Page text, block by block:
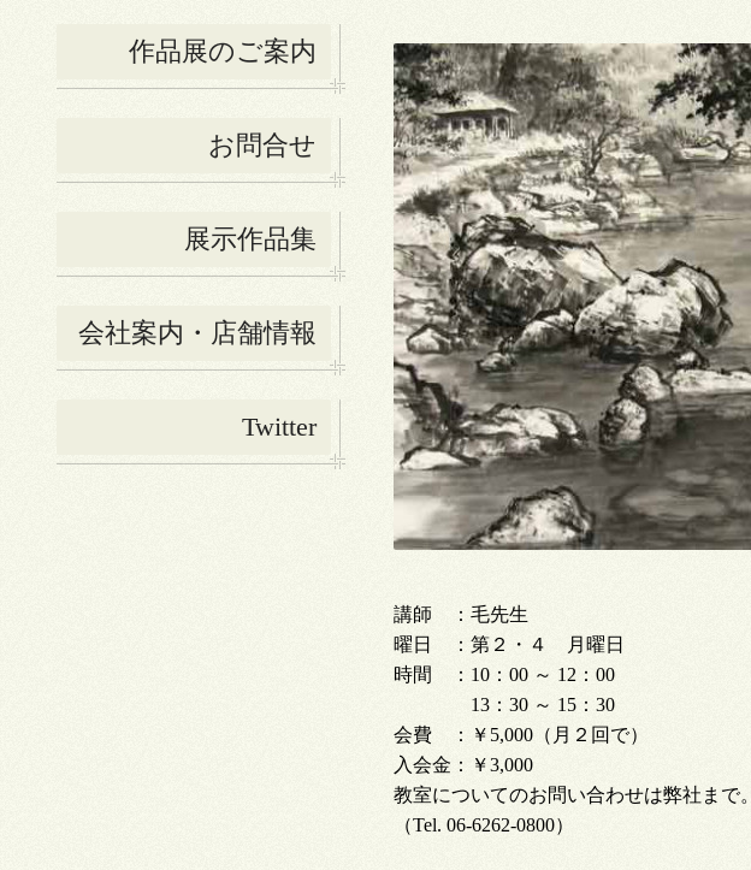
作品展のご案内
お問合せ
展示作品集
会社案内・店舗情報
Twitter
講師 ：毛先生
曜日 ：第２・４ 月曜日
時間 ：10：00 ～ 12：00
13：30 ～ 15：30
会費 ：￥5,000（月２回で）
入会金：￥3,000
教室についてのお問い合わせは弊社まで。
（Tel. 06-6262-0800）